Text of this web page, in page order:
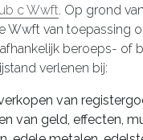
c Wwft. Op grond
Wwft van toepassing
beroeps- of
verlenen bij:
van
van geld, effecten,